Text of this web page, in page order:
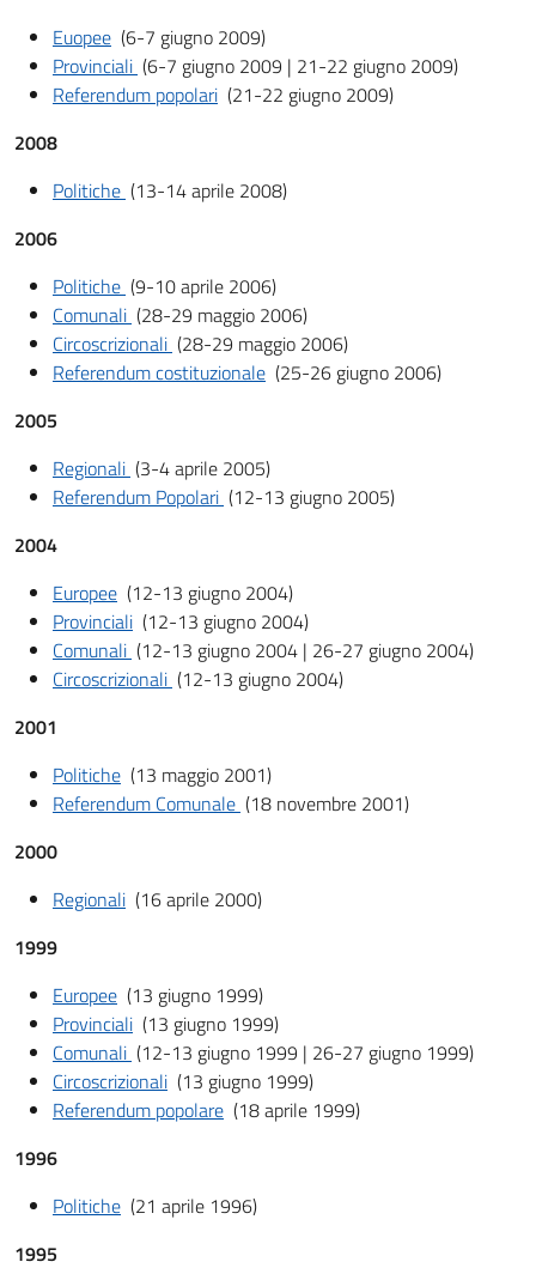
Euopee (6-7 giugno 2009)
Provinciali (6-7 giugno 2009 | 21-22 giugno 2009)
Referendum popolari (21-22 giugno 2009)
2008
Politiche (13-14 aprile 2008)
2006
Politiche (9-10 aprile 2006)
Comunali (28-29 maggio 2006)
Circoscrizionali (28-29 maggio 2006)
Referendum costituzionale (25-26 giugno 2006)
2005
Regionali (3-4 aprile 2005)
Referendum Popolari (12-13 giugno 2005)
2004
Europee (12-13 giugno 2004)
Provinciali (12-13 giugno 2004)
Comunali (12-13 giugno 2004 | 26-27 giugno 2004)
Circoscrizionali (12-13 giugno 2004)
2001
Politiche (13 maggio 2001)
Referendum Comunale (18 novembre 2001)
2000
Regionali (16 aprile 2000)
1999
Europee (13 giugno 1999)
Provinciali (13 giugno 1999)
Comunali (12-13 giugno 1999 | 26-27 giugno 1999)
Circoscrizionali (13 giugno 1999)
Referendum popolare (18 aprile 1999)
1996
Politiche (21 aprile 1996)
1995